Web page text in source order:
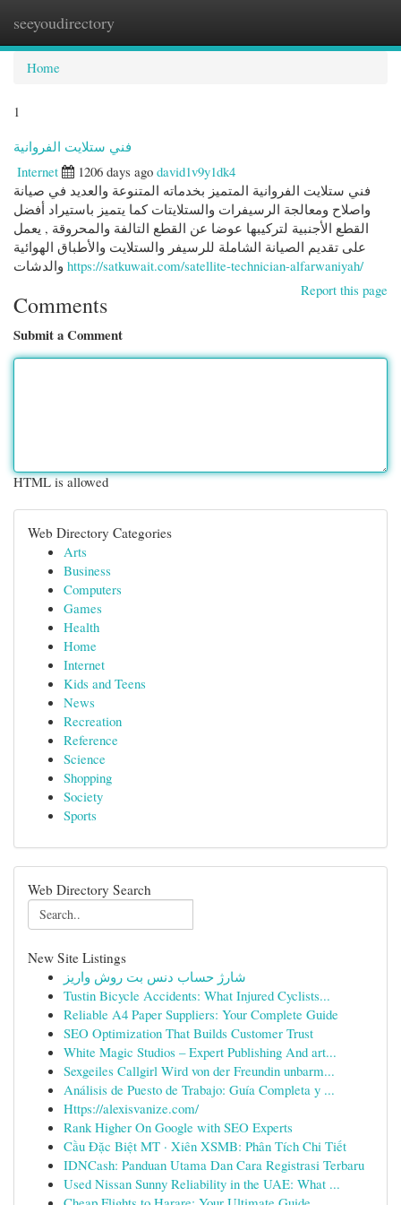
seeyoudirectory
Home
1
فني ستلايت الفروانية
Internet
1206 days ago david1v9y1dk4
فني ستلايت الفروانية المتميز بخدماته المتنوعة والعديد في صيانة
واصلاح ومعالجة الرسيفرات والستلايتات كما يتميز باستيراد أفضل
القطع الأجنبية لتركيبها عوضا عن القطع التالفة والمحروقة , يعمل
على تقديم الصيانة الشاملة للرسيفر والستلايت والأطباق الهوائية
https://satkuwait.com/satellite-technician-alfarwaniyah/
Report this page
Comments
Submit a Comment
HTML is allowed
Web Directory Categories
Arts
Business
Computers
Games
Health
Home
Internet
Kids and Teens
News
Recreation
Reference
Science
Shopping
Society
Sports
Web Directory Search
New Site Listings
شارژ حساب دنس بت روش واریز
Tustin Bicycle Accidents: What Injured Cyclists...
Reliable A4 Paper Suppliers: Your Complete Guide
SEO Optimization That Builds Customer Trust
White Magic Studios – Expert Publishing And art...
Sexgeiles Callgirl Wird von der Freundin unbarm...
Análisis de Puesto de Trabajo: Guía Completa y ...
Https://alexisvanize.com/
Rank Higher On Google with SEO Experts
Cầu Đặc Biệt MT · Xiên XSMB: Phân Tích Chi Tiết
IDNCash: Panduan Utama Dan Cara Registrasi Terbaru
Used Nissan Sunny Reliability in the UAE: What ...